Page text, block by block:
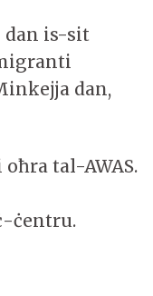
is-sit
dan,
tal-AWAS.
ċentru.